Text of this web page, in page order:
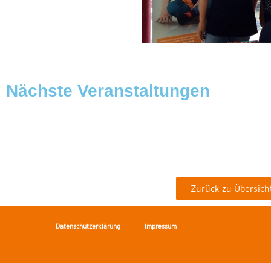
Nächste Veranstaltungen
Zurück zu
Datenschutzerklärung Impressum